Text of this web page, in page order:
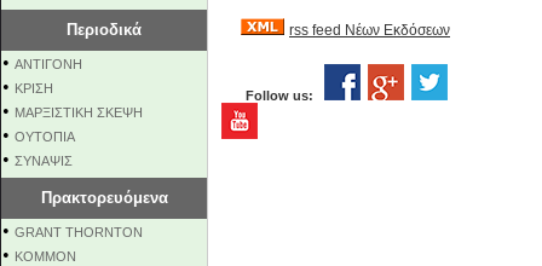
Περιοδικά
• ΑΝΤΙΓΟΝΗ
• ΚΡΙΣΗ
• ΜΑΡΞΙΣΤΙΚΗ ΣΚΕΨΗ
• ΟΥΤΟΠΙΑ
• ΣΥΝΑΨΙΣ
Πρακτορευόμενα
• GRANT THORNTON
• KOMMON
rss feed Νέων Εκδόσεων
Follow us: